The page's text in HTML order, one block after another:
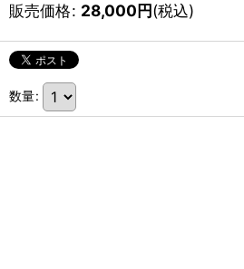
販売価格: 28,000円(税込)
数量: